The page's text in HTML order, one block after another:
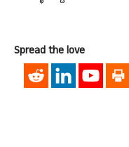
Spread the love